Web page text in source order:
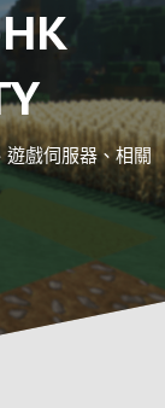
戲伺服器、相關